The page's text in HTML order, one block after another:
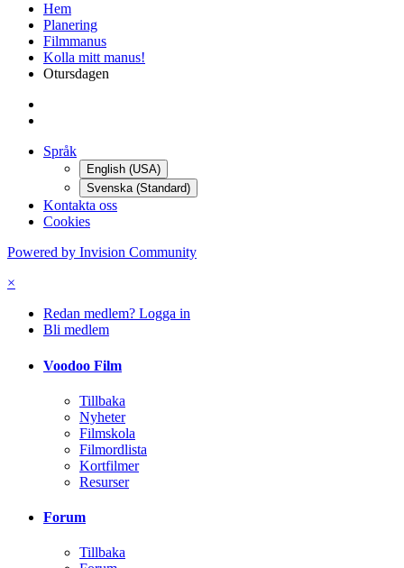
Hem
Planering
Filmmanus
Kolla mitt manus!
Otursdagen
Språk
English (USA)
Svenska (Standard)
Kontakta oss
Cookies
Powered by Invision Community
×
Redan medlem? Logga in
Bli medlem
Voodoo Film
Tillbaka
Nyheter
Filmskola
Filmordlista
Kortfilmer
Resurser
Forum
Tillbaka